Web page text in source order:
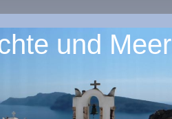
und Meer